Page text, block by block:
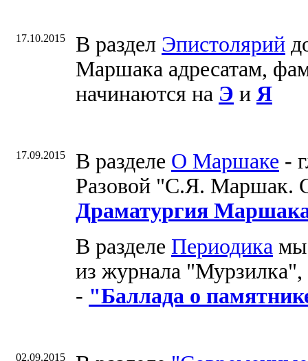
17.10.2015 В раздел Эпистолярий
Маршака адресатам,
начинаются на Э и Я
17.09.2015 В разделе О Маршаке -
Разовой "С.Я. Маршак.
Драматургия
В разделе Периодика мы
из журнала
- "Баллада о
02.09.2015